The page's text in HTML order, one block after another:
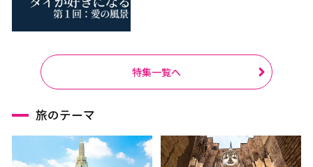
特集一覧へ
旅のテーマ